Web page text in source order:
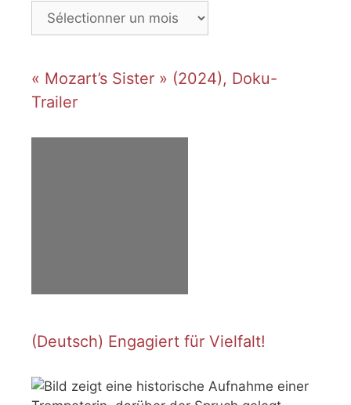
Archives
« Mozart’s Sister » (2024), Doku-
Trailer
(Deutsch) Engagiert für Vielfalt!